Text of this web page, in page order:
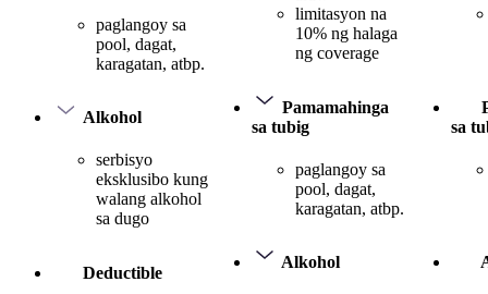
paglangoy sa
pool, dagat,
karagatan, atbp.
Alkohol
serbisyo
eksklusibo kung
walang alkohol
sa dugo
Deductible
limitasyon na
10% ng halaga
ng coverage
Pamamahinga
sa tubig
paglangoy sa
pool, dagat,
karagatan, atbp.
Alkohol
sa